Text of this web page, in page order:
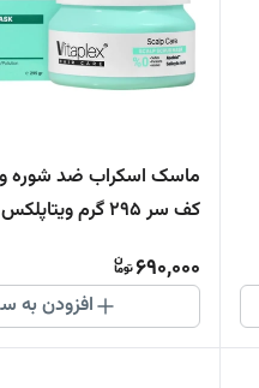
ماسک اسکراب ضد شوره
کف سر 295 گرم ویتاپلکس
690,000
افزودن به